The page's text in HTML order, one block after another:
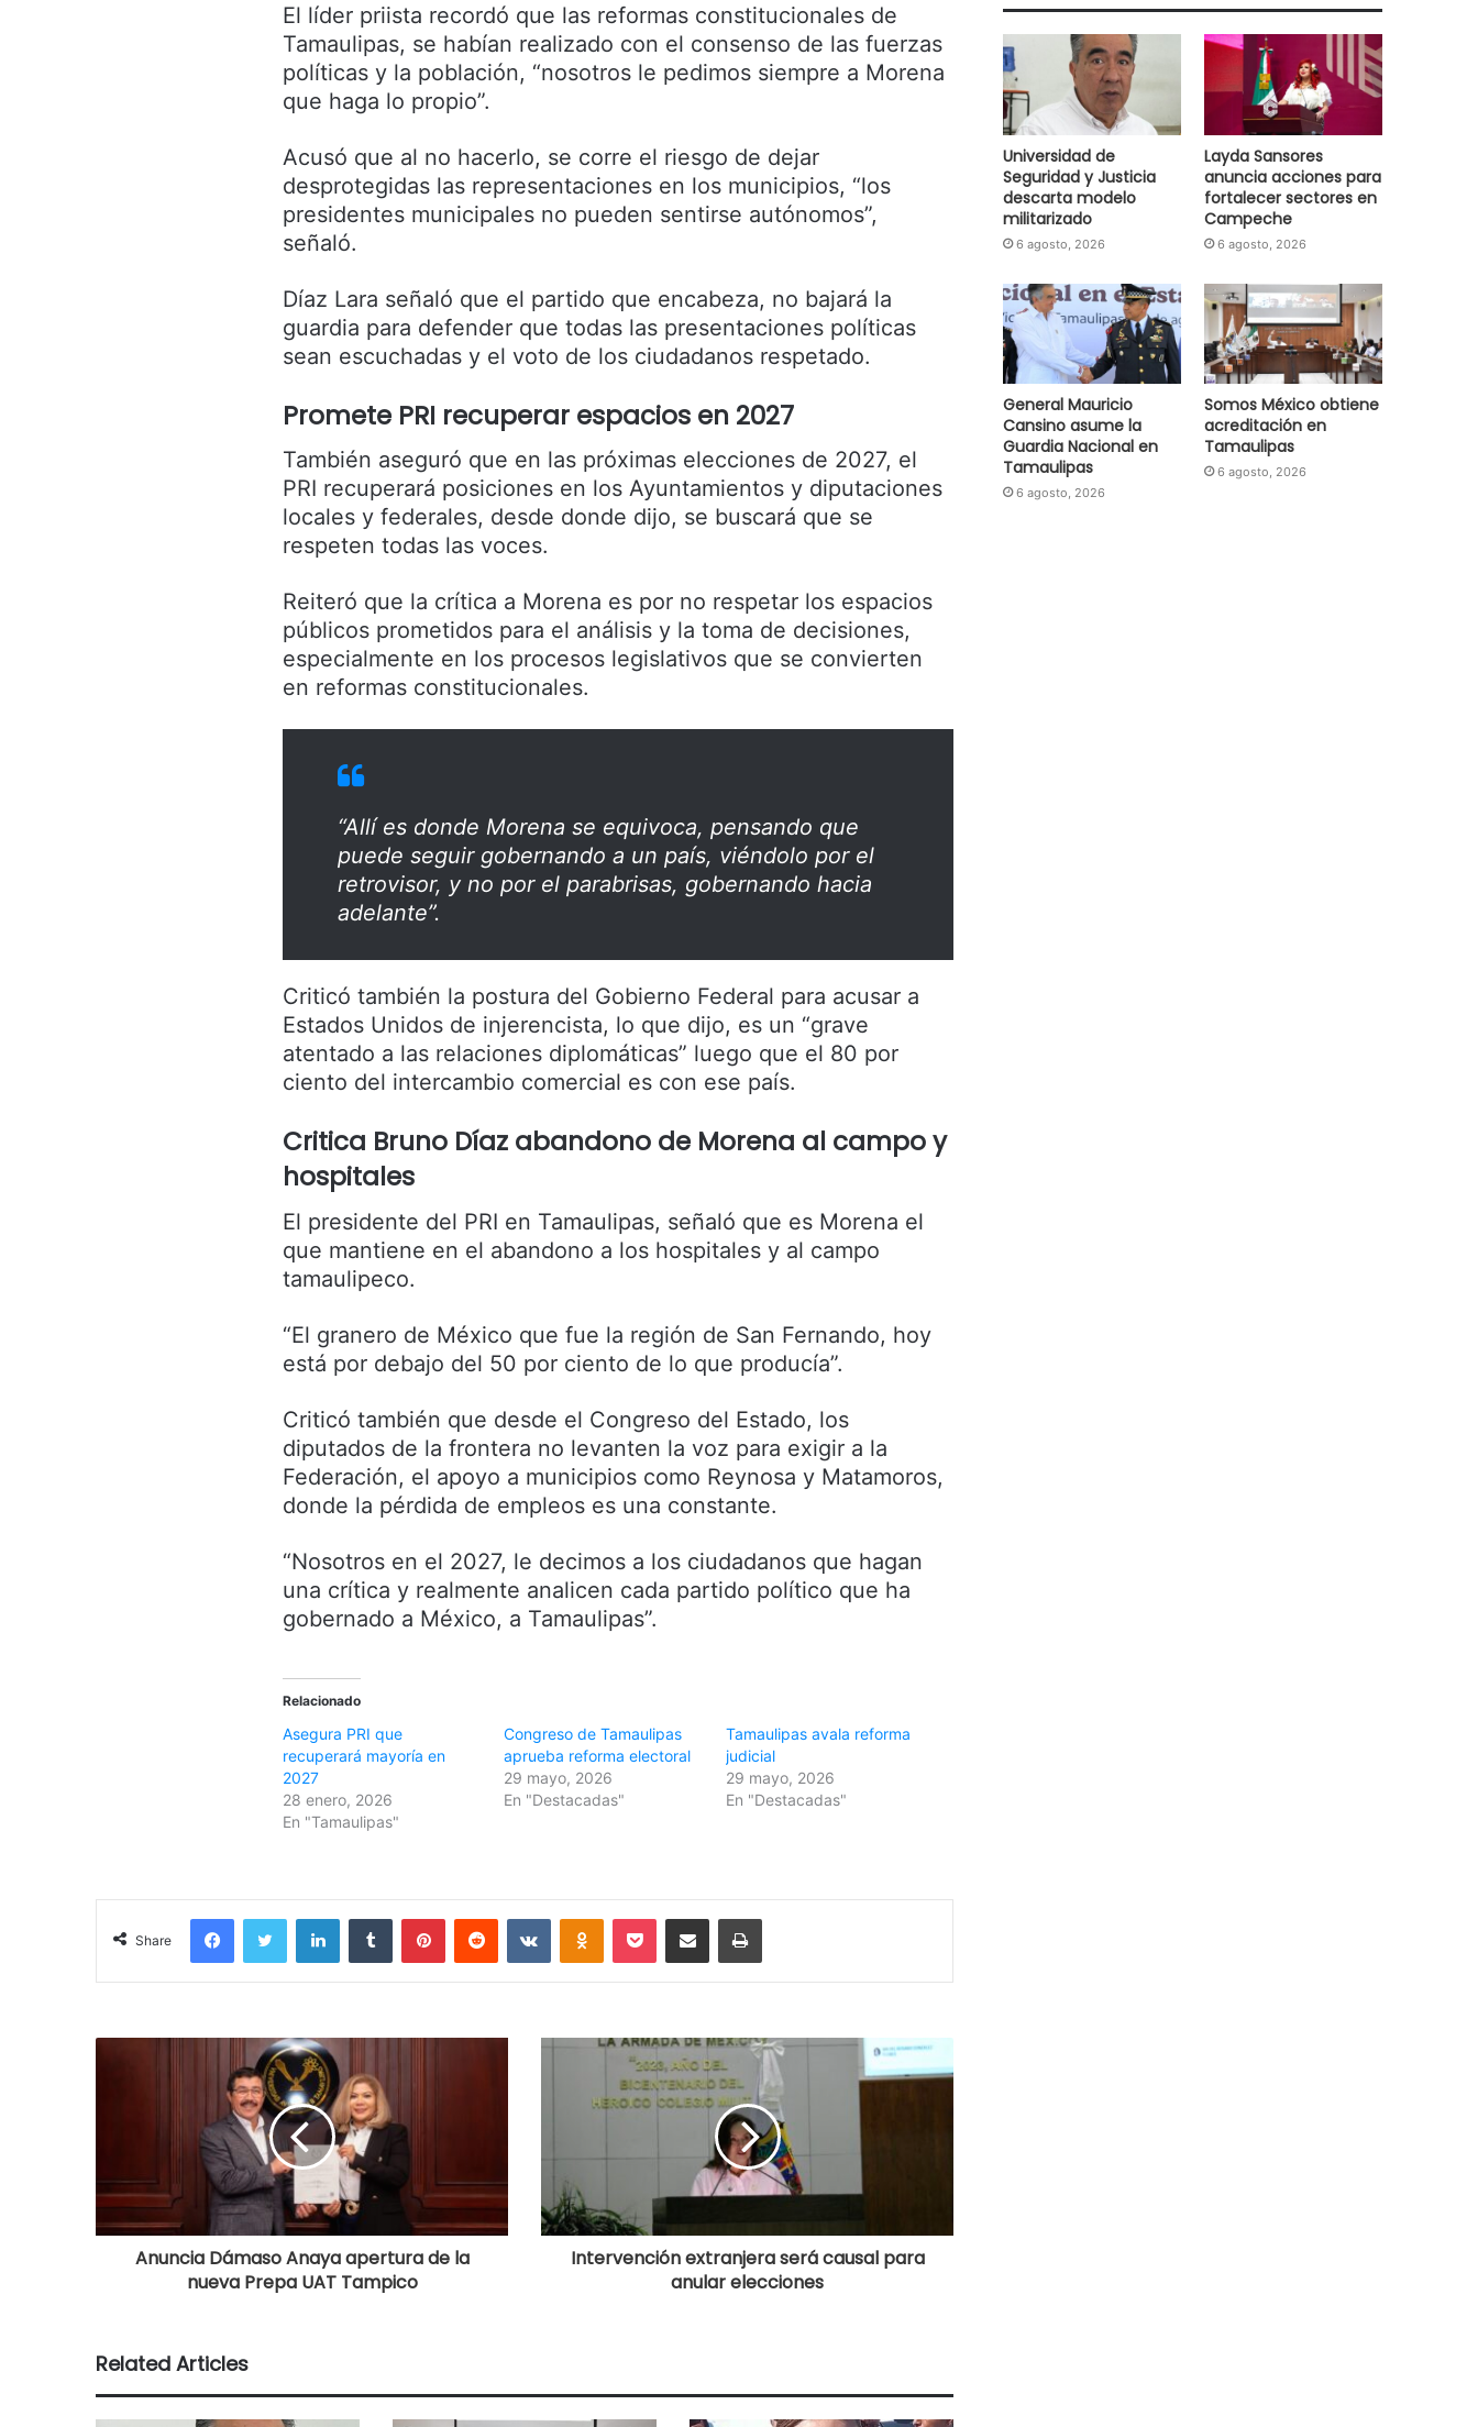
El líder priista recordó que las reformas constitucionales de
Tamaulipas, se habían realizado con el consenso de las fuerzas
políticas y la población, “nosotros le pedimos siempre a Morena
que haga lo propio”.
Acusó que al no hacerlo, se corre el riesgo de dejar
desprotegidas las representaciones en los municipios, “los
presidentes municipales no pueden sentirse autónomos”,
señaló.
Díaz Lara señaló que el partido que encabeza, no bajará la
guardia para defender que todas las presentaciones políticas
sean escuchadas y el voto de los ciudadanos respetado.
Promete PRI recuperar espacios en 2027
También aseguró que en las próximas elecciones de 2027, el
PRI recuperará posiciones en los Ayuntamientos y diputaciones
locales y federales, desde donde dijo, se buscará que se
respeten todas las voces.
Reiteró que la crítica a Morena es por no respetar los espacios
públicos prometidos para el análisis y la toma de decisiones,
especialmente en los procesos legislativos que se convierten
en reformas constitucionales.
“Allí es donde Morena se equivoca, pensando que
puede seguir gobernando a un país, viéndolo por el
retrovisor, y no por el parabrisas, gobernando hacia
adelante”.
Criticó también la postura del Gobierno Federal para acusar a
Estados Unidos de injerencista, lo que dijo, es un “grave
atentado a las relaciones diplomáticas” luego que el 80 por
ciento del intercambio comercial es con ese país.
Critica Bruno Díaz abandono de Morena al campo y
hospitales
El presidente del PRI en Tamaulipas, señaló que es Morena el
que mantiene en el abandono a los hospitales y al campo
tamaulipeco.
“El granero de México que fue la región de San Fernando, hoy
está por debajo del 50 por ciento de lo que producía”.
Criticó también que desde el Congreso del Estado, los
diputados de la frontera no levanten la voz para exigir a la
Federación, el apoyo a municipios como Reynosa y Matamoros,
donde la pérdida de empleos es una constante.
“Nosotros en el 2027, le decimos a los ciudadanos que hagan
una crítica y realmente analicen cada partido político que ha
gobernado a México, a Tamaulipas”.
Relacionado
Asegura PRI que
recuperará mayoría en
2027
28 enero, 2026
En "Tamaulipas"
Congreso de Tamaulipas
aprueba reforma electoral
29 mayo, 2026
En "Destacadas"
Tamaulipas avala reforma
judicial
29 mayo, 2026
En "Destacadas"
Share
Anuncia Dámaso Anaya apertura de la
nueva Prepa UAT Tampico
Intervención extranjera será causal para
anular elecciones
Related Articles
Universidad de
Seguridad y Justicia
descarta modelo
militarizado
6 agosto, 2026
Layda Sansores
anuncia acciones para
fortalecer sectores en
Campeche
6 agosto, 2026
General Mauricio
Cansino asume la
Guardia Nacional en
Tamaulipas
6 agosto, 2026
Somos México obtiene
acreditación en
Tamaulipas
6 agosto, 2026